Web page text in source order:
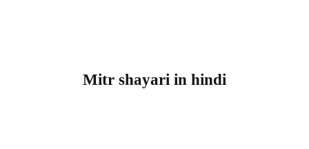
Mitr shayari in hindi